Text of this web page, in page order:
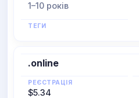
1–10 років
ТЕГИ
.online
РЕЄСТРАЦІЯ
$5.34